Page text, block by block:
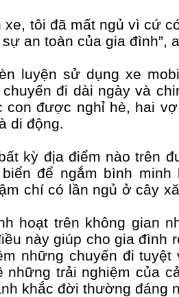
xe, tôi đã mất ngủ vì cứ
an toàn của gia đình”,
luyện sử dụng xe
đi dài ngày và
con được nghỉ hè, hai
di động.
kỳ địa điểm nào trên
để ngắm bình minh
chí có lần ngủ ở cây
hoạt trên không gian
này giúp cho gia đình
những chuyến đi
những trải nghiệm của
khắc đời thường đáng